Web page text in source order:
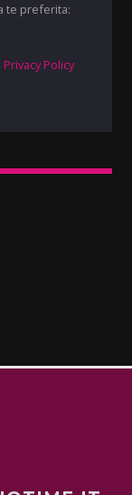
te preferita:
Privacy Policy